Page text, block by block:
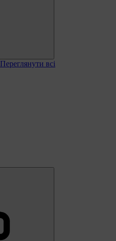
Переглянути всі